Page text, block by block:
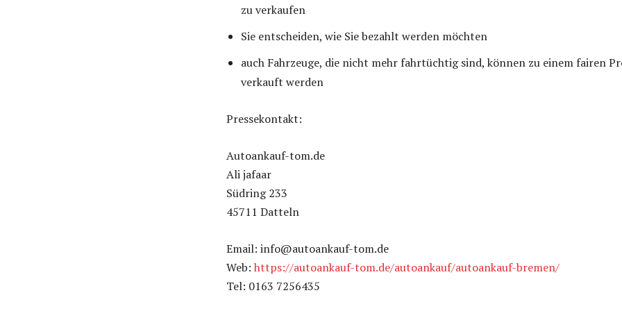
zu verkaufen
Sie entscheiden, wie Sie bezahlt werden möchten
auch Fahrzeuge, die nicht mehr fahrtüchtig sind, können zu einem fairen
verkauft werden
Pressekontakt:
Autoankauf-tom.de
Ali jafaar
Südring 233
45711 Datteln
Email: info@autoankauf-tom.de
Web: https://autoankauf-tom.de/autoankauf/autoankauf-bremen/
Tel: 0163 7256435